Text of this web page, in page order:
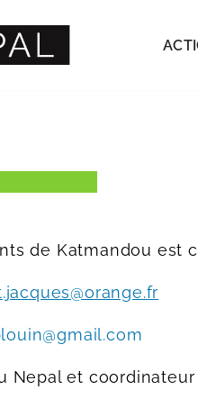
de Katmandou
Nepal et